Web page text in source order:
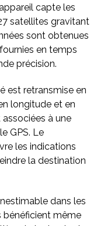
capte les
satellites gravitant
sont obtenues
en temps
précision.
est retransmise en
longitude et en
à une
GPS. Le
les indications
la destination
dans les
bénéficient même